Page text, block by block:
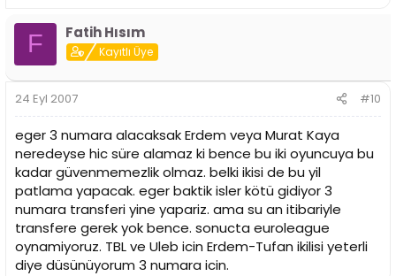
F Fatih Hısım
Kayıtlı Üye
24 Eyl 2007 #10
eger 3 numara alacaksak Erdem veya Murat Kaya
neredeyse hic süre alamaz ki bence bu iki oyuncuya bu
kadar güvenmemezlik olmaz. belki ikisi de bu yil
patlama yapacak. eger baktik isler kötü gidiyor 3
numara transferi yine yapariz. ama su an itibariyle
transfere gerek yok bence. sonucta euroleague
oynamiyoruz. TBL ve Uleb icin Erdem-Tufan ikilisi yeterli
diye düsünüyorum 3 numara icin.